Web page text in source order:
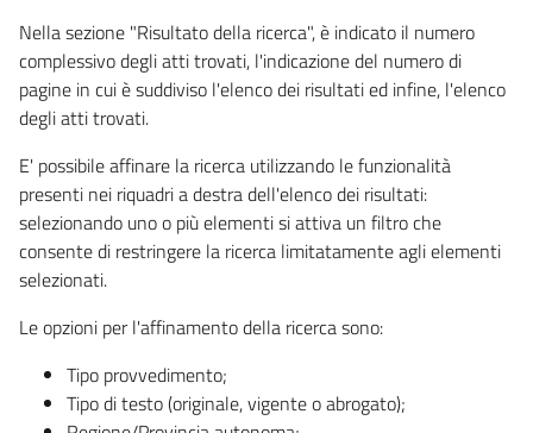
Nella sezione "Risultato della ricerca", è indicato il numero
complessivo degli atti trovati, l'indicazione del numero di
pagine in cui è suddiviso l'elenco dei risultati ed infine, l'elenco
degli atti trovati.
E' possibile affinare la ricerca utilizzando le funzionalità
presenti nei riquadri a destra dell'elenco dei risultati:
selezionando uno o più elementi si attiva un filtro che
consente di restringere la ricerca limitatamente agli elementi
selezionati.
Le opzioni per l'affinamento della ricerca sono:
Tipo provvedimento;
Tipo di testo (originale, vigente o abrogato);